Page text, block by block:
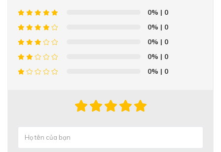
0% | 0
0% | 0
0% | 0
0% | 0
0% | 0